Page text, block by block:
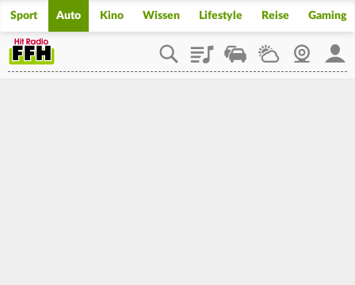
Sport Auto Kino Wissen Lifestyle Reise Gaming
PlaylistStaupilotWetterWebcam